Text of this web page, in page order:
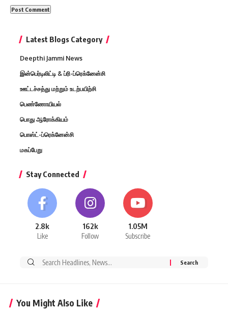
Latest Blogs Category
Deepthi Jammi News
இன்பெர்டிலிட்டி & ப்ரி-ப்ரெக்னேன்சி
ஊட்டச்சத்து மற்றும் உடற்பயிற்சி
பெண்ணோயியல்
பொது ஆரோக்கியம்
பொஸ்ட்-ப்ரெக்னேன்சி
மகப்பேறு
Stay Connected
2.8k
Like
162k
Follow
1.05M
Subscribe
Search
You Might Also Like